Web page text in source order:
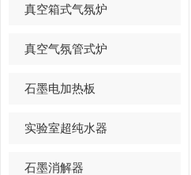
真空箱式气氛炉
真空气氛管式炉
石墨电加热板
实验室超纯水器
石墨消解器